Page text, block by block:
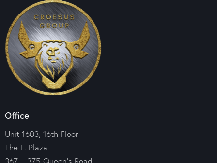
Office
Unit 1603, 16th Floor
The L. Plaza